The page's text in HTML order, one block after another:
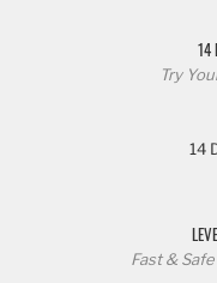
14
Try
14
Fast &